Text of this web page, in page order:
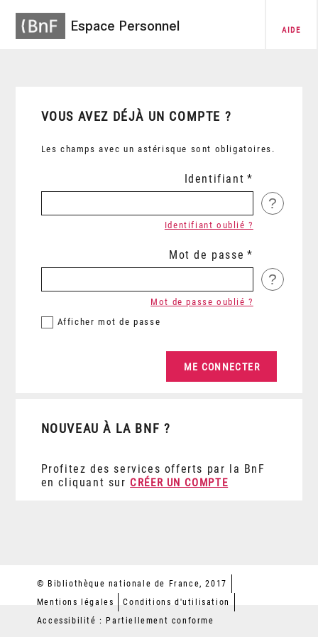
Espace Personnel AIDE
VOUS AVEZ DÉJÀ UN COMPTE ?
Les champs avec un astérisque sont obligatoires.
Identifiant
?
Identifiant oublié ?
Mot de passe
?
Afficher mot de passe
Mot de passe oublié ?
NOUVEAU À LA BNF ?
Profitez des services offerts par la BnF
en cliquant sur CRÉER UN COMPTE
© Bibliothèque nationale de France, 2017
Mentions légales
Conditions d'utilisation
Accessibilité : Partiellement conforme